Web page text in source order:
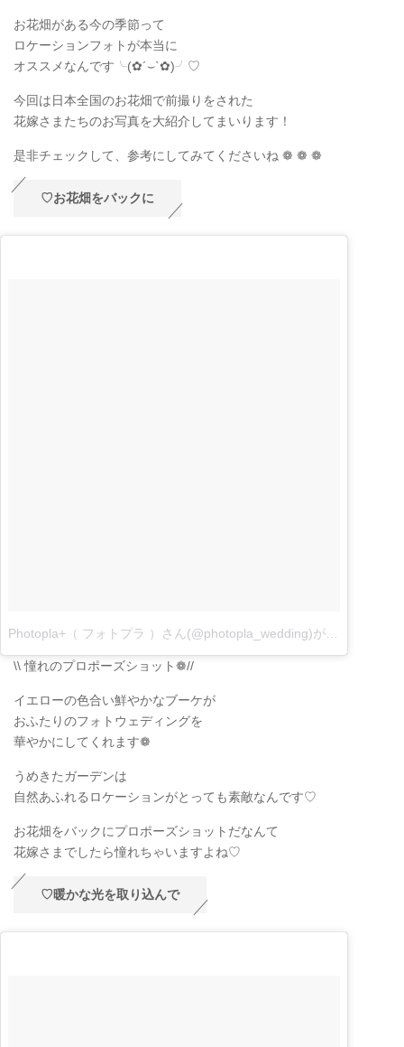
お花畑がある今の季節って
ロケーションフォトが本当に
オススメなんです╰(✿´⌣`✿)╯♡
今回は日本全国のお花畑で前撮りをされた
花嫁さまたちのお写真を大紹介してまいります！
是非チェックして、参考にしてみてくださいね ❁ ❁ ❁
♡お花畑をバックに
\\ 憧れのプロポーズショット❁//
イエローの色合い鮮やかなブーケが
おふたりのフォトウェディングを
華やかにしてくれます❁
うめきたガーデンは
自然あふれるロケーションがとっても素敵なんです♡
お花畑をバックにプロポーズショットだなんて
花嫁さまでしたら憧れちゃいますよね♡
♡暖かな光を取り込んで